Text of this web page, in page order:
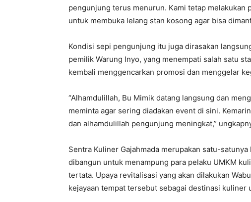
pengunjung terus menurun. Kami tetap melakukan
untuk membuka lelang stan kosong agar bisa
Kondisi sepi pengunjung itu juga dirasakan
pemilik Warung Inyo, yang menempati salah satu
kembali menggencarkan promosi dan menggelar
“Alhamdulillah, Bu Mimik datang langsung dan
meminta agar sering diadakan event di sini.
dan alhamdulillah pengunjung meningkat,”
Sentra Kuliner Gajahmada merupakan satu-
dibangun untuk menampung para pelaku UMKM
tertata. Upaya revitalisasi yang akan dilakukan
kejayaan tempat tersebut sebagai destinasi kuliner